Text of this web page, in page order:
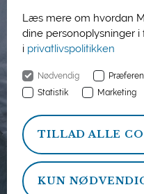
Læs mere om hvordan
dine personoplysninger
i privatlivspolitikken
Nødvendig
Statistik
Marketing
TILLAD ALLE
KUN